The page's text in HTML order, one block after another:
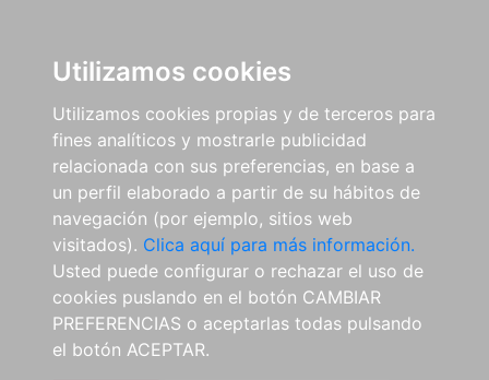
Utilizamos cookies
Utilizamos cookies propias y de terceros para
fines analíticos y mostrarle publicidad
relacionada con sus preferencias, en base a
un perfil elaborado a partir de su hábitos de
navegación (por ejemplo, sitios web
visitados). Clica aquí para más información.
Usted puede configurar o rechazar el uso de
cookies puslando en el botón CAMBIAR
PREFERENCIAS o aceptarlas todas pulsando
el botón ACEPTAR.